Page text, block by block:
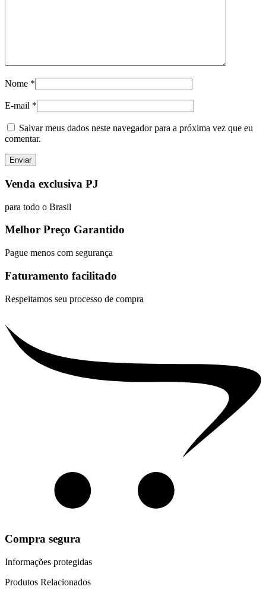
Nome *
E-mail *
Salvar meus dados neste navegador para a próxima vez que eu
comentar.
Venda exclusiva PJ
para todo o Brasil
Melhor Preço Garantido
Pague menos com segurança
Faturamento facilitado
Respeitamos seu processo de compra
Compra segura
Informações protegidas
Produtos Relacionados